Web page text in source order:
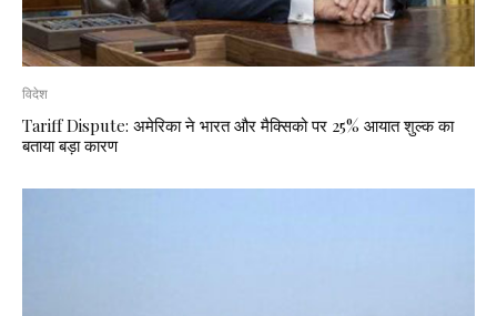
विदेश
Tariff Dispute: अमेरिका ने भारत और मैक्सिको पर 25% आयात शुल्क का
बताया बड़ा कारण